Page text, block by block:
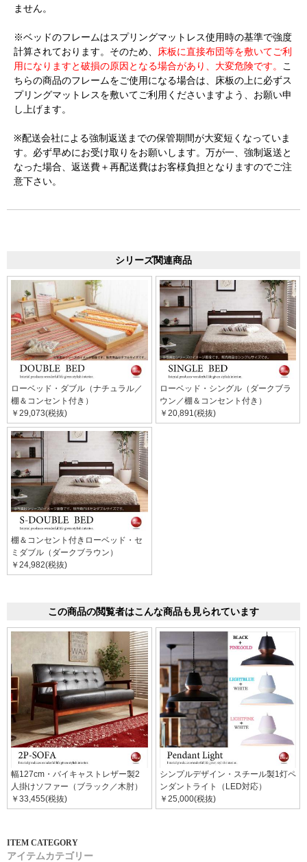
ません。
※ベッドのフレームはスプリングマットレス使用時の基準で強度
計算されております。そのため、
床板に直接布団等を敷いてご利
用になりますと破損の原因となる場合があり、大変危険です。
こ
ちらの商品のフレームをご使用になる場合は、床板の上に必ずス
プリングマットレスを敷いてご利用くださいますよう、お願い申
し上げます。
※配送会社による強制返送までの保管期間が大変短くなっていま
す。必ず早めにお受け取りをお願いします。万が一、強制返送と
なった場合、返送費＋再配送費はお客様負担となりますのでご注
意下さい。
シリーズ関連商品
ローベッド・ダブル（ナチュラル／
棚＆コンセント付き）
￥29,073(税抜)
ローベッド・シングル（ダークブラ
ウン／棚＆コンセント付き）
￥20,891(税抜)
棚＆コンセント付きローベッド・セ
ミダブル（ダークブラウン）
￥24,982(税抜)
この商品の閲覧者はこんな商品も見られています
幅127cm・バイキャストレザー製2
人掛けソファー（ブラック／木肘）
￥33,455(税抜)
シンプルデザイン・スチール製1灯ペ
ンダントライト（LED対応）
￥25,000(税抜)
アイテムカテゴリー